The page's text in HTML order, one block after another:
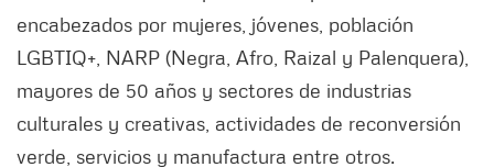
encabezados por mujeres, jóvenes, población
LGBTIQ+, NARP (Negra, Afro, Raizal y Palenquera),
mayores de 50 años y sectores de industrias
culturales y creativas, actividades de reconversión
verde, servicios y manufactura entre otros.